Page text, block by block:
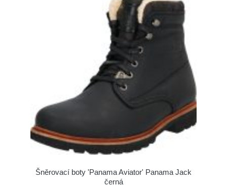
Šněrovací boty 'Panama Aviator' Panama Jack
černá